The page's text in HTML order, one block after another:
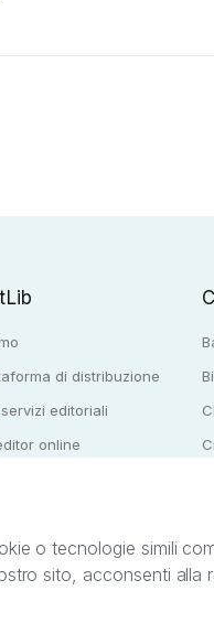
di distribuzione
editoriali
online
S.r.l. C.F. e P.IVA
o tecnologie simili
sito, acconsenti